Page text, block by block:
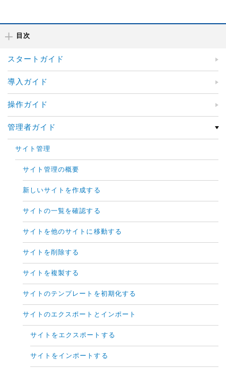
目次
スタートガイド
導入ガイド
操作ガイド
管理者ガイド
サイト管理
サイト管理の概要
新しいサイトを作成する
サイトの一覧を確認する
サイトを他のサイトに移動する
サイトを削除する
サイトを複製する
サイトのテンプレートを初期化する
サイトのエクスポートとインポート
サイトをエクスポートする
サイトをインポートする